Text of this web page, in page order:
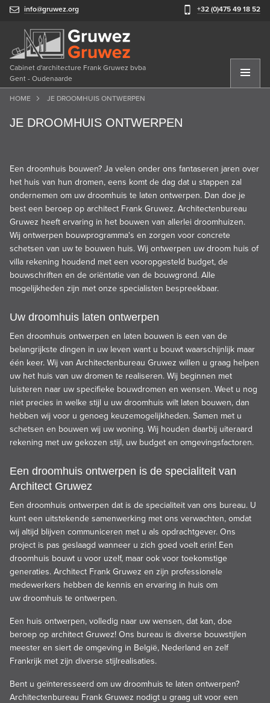
info@gruwez.org +32 (0)475 49 18 52
Cabinet d'architecture Frank Gruwez bvba
Gent - Oudenaarde
HOME JE DROOMHUIS ONTWERPEN
JE DROOMHUIS ONTWERPEN
Een droomhuis bouwen? Ja velen onder ons fantaseren jaren over
het huis van hun dromen, eens komt de dag dat u stappen zal
ondernemen om uw droomhuis te laten ontwerpen. Dan doe je
best een beroep op architect Frank Gruwez. Architectenbureau
Gruwez heeft ervaring in het bouwen van allerlei droomhuizen.
Wij ontwerpen bouwprogramma's en zorgen voor concrete
schetsen van uw te bouwen huis. Wij ontwerpen uw droom huis of
villa rekening houdend met een vooropgesteld budget, de
bouwschriften en de oriëntatie van de bouwgrond. Alle
mogelijkheden zijn met onze specialisten bespreekbaar.
Uw droomhuis laten ontwerpen
Een droomhuis ontwerpen en laten bouwen is een van de
belangrijkste dingen in uw leven want u bouwt waarschijnlijk maar
één keer. Wij van Architectenbureau Gruwez willen u graag helpen
uw het huis van uw dromen te realiseren. Wij beginnen met
luisteren naar uw specifieke bouwdromen en wensen. Weet u nog
niet precies in welke stijl u uw droomhuis wilt laten bouwen, dan
hebben wij voor u genoeg keuzemogelijkheden. Samen met u
schetsen en bouwen wij uw woning. Wij houden daarbij uiteraard
rekening met uw gekozen stijl, uw budget en omgevingsfactoren.
Een droomhuis ontwerpen is de specialiteit van
Architect Gruwez
Een droomhuis ontwerpen dat is de specialiteit van ons bureau. U
kunt een uitstekende samenwerking met ons verwachten, omdat
wij altijd blijven communiceren met u als opdrachtgever. Ons
project is pas geslaagd wanneer u zich goed voelt erin! Een
droomhuis bouwt u voor uzelf, maar ook voor toekomstige
generaties. Architect Frank Gruwez en zijn professionele
medewerkers hebben de kennis en ervaring in huis om
uw droomhuis te ontwerpen.
Een huis ontwerpen, volledig naar uw wensen, dat kan, doe
beroep op architect Gruwez! Ons bureau is diverse bouwstijlen
meester en siert de omgeving in België, Nederland en zelf
Frankrijk met zijn diverse stijlrealisaties.
Bent u geïnteresseerd om uw droomhuis te laten ontwerpen?
Architectenbureau Frank Gruwez nodigt u graag uit voor een